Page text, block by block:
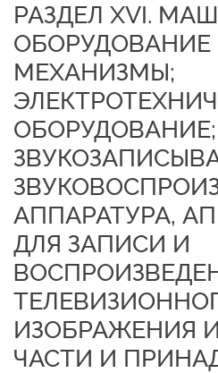
РАЗДЕЛ XVI.
ОБОРУДОВАНИЕ
МЕХАНИЗМЫ;
АППАРАТУРА,
ДЛЯ ЗАПИСИ И
ИЗОБРАЖЕНИЯ
ЧАСТИ И